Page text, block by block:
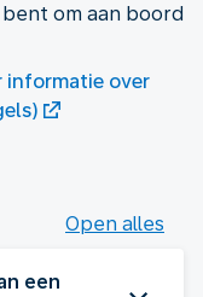
om aan boord
informatie over
Open alles
een